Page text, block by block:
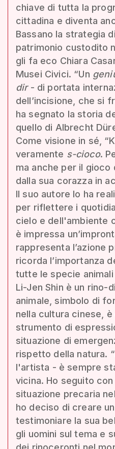
chiave di tutta la
cittadina e diventa
Bassano la strategia
patrimonio custodito
gli fa eco Chiara
Musei Civici. “Un
dir- di portata
dell’incisione, che si
ha segnato la storia
quello di Albrecht
Come visione in sé,
veramente s-cioco.
ma anche per il
dalla sua corazza in
Il suo autore lo ha
per riflettere i
cielo e dell'ambiente
è impressa
rappresenta l’azione
ricorda l’importanza
tutte le specie
Li-Jen Shin è un rino-
animale, simbolo di
nella cultura cinese,
strumento di
situazione di
rispetto della natura.
l'artista - è sempre
vicina. Ho seguito
situazione precaria
ho deciso di creare
testimoniare la sua
gli uomini sul tema e